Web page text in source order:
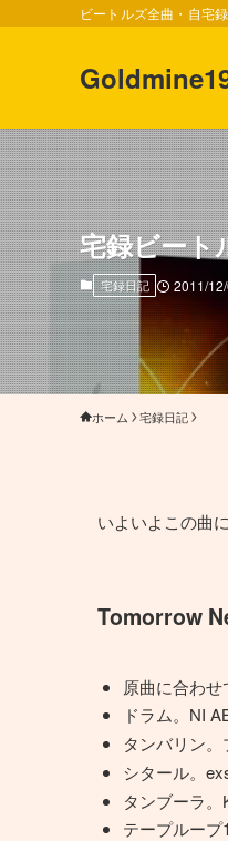
ビートルズ全曲・自宅
宅録ビート
宅録日記 2011/
ホーム 宅録日記
いよいよこの曲
Tomorrow
原曲に合わ
ドラム。NI
タンバリン。
シタール。
タンブーラ。
テープループ